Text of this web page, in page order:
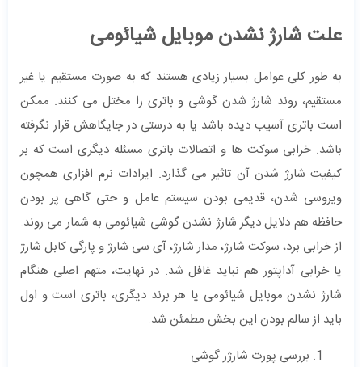
علت شارژ نشدن موبایل شیائومی
به طور کلی عوامل بسیار زیادی هستند که به صورت مستقیم یا غیر
مستقیم، روند شارژ شدن گوشی و باتری را مختل می کنند. ممکن
است باتری آسیب دیده باشد یا به درستی در جایگاهش قرار نگرفته
باشد. خرابی سوکت ها و اتصالات باتری مسئله دیگری است که بر
کیفیت شارژ شدن آن تاثیر می گذارد. ایرادات نرم افزاری همچون
ویروسی شدن، قدیمی بودن سیستم عامل و حتی گاهی پر بودن
حافظه هم دلایل دیگر شارژ نشدن گوشی شیائومی به شمار می روند.
از خرابی برد، سوکت شارژ، مدار شارژ، آی سی شارژ و پارگی کابل شارژ
یا خرابی آداپتور هم نباید غافل شد. در نهایت، متهم اصلی هنگام
شارژ نشدن موبایل شیائومی یا هر برند دیگری، باتری است و اول
باید از سالم بودن این بخش مطمئن شد.
بررسی پورت شارژر گوشی